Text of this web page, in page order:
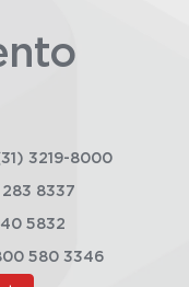
3219-8000
8337
5832
580 3346